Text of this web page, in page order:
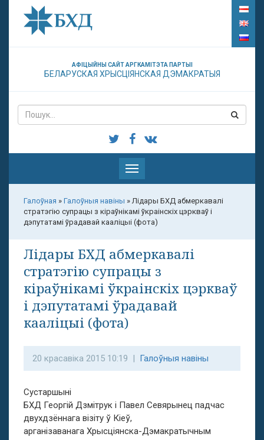
АФІЦЫЙНЫ САЙТ АРГКАМІТЭТА ПАРТЫІ
БЕЛАРУСКАЯ ХРЫСЦІЯНСКАЯ ДЭМАКРАТЫЯ
Паказаць
меню
Галоўная » Галоўныя навіны »Лідары БХД абмеркавалі
стратэгію супрацы з кіраўнікамі ўкраінскіх цэркваў і
дэпутатамі ўрадавай кааліцыі (фота)
Лідары БХД абмеркавалі
стратэгію супрацы з
кіраўнікамі ўкраінскіх цэркваў
і дэпутатамі ўрадавай
кааліцыі (фота)
20 красавіка 2015 10:19 | Галоўныя навіны
Сустаршыні
БХД Георгій Дзмітрук і Павел Севярынец падчас
двухдзённага візіту ў Кіеў,
арганізаванага Хрысціянска-Дэмакратычным